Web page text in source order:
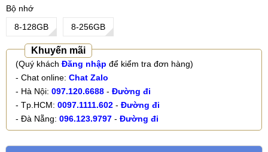
Bộ nhớ
8-128GB
8-256GB
Khuyến mãi
(Quý khách Đăng nhập để kiểm tra đơn hàng)
- Chat online: Chat Zalo
- Hà Nội: 097.120.6688 - Đường đi
- Tp.HCM: 0097.1111.602 - Đường đi
- Đà Nẵng: 096.123.9797 - Đường đi